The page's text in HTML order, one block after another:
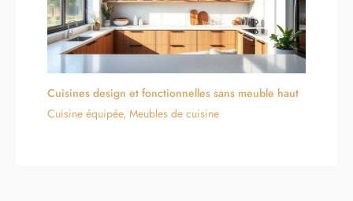
Cuisines design et fonctionnelles sans meuble haut
Cuisine équipée, Meubles de cuisine